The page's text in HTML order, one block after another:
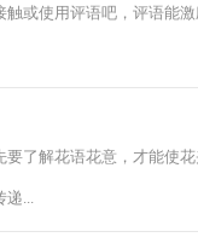
或使用评语吧，评语能
了解花语花意，才能使
递...